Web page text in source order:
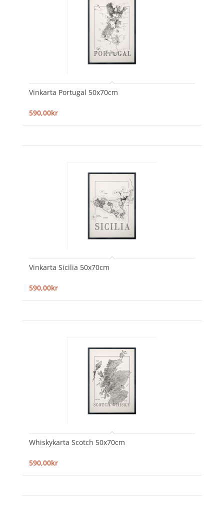
Vinkarta Portugal 50x70cm
590,00kr
Vinkarta Sicilia 50x70cm
590,00kr
Whiskykarta Scotch 50x70cm
590,00kr